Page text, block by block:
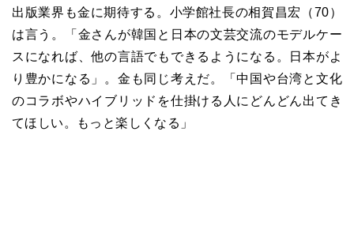
出版業界も金に期待する。小学館社長の相賀昌宏（70）
は言う。「金さんが韓国と日本の文芸交流のモデルケー
スになれば、他の言語でもできるようになる。日本がよ
り豊かになる」。金も同じ考えだ。「中国や台湾と文化
のコラボやハイブリッドを仕掛ける人にどんどん出てき
てほしい。もっと楽しくなる」